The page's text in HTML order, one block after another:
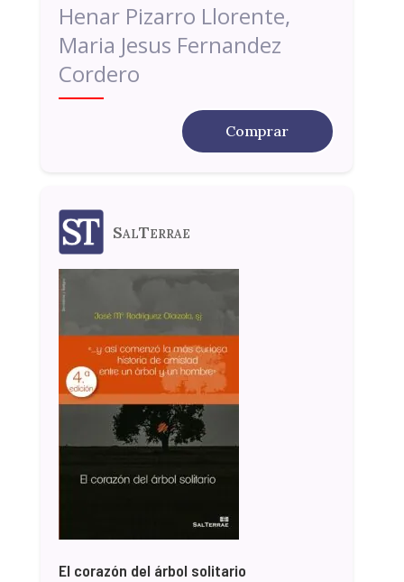
Henar Pizarro Llorente,
Maria Jesus Fernandez
Cordero
Comprar
SalTerrae
El corazón del árbol solitario